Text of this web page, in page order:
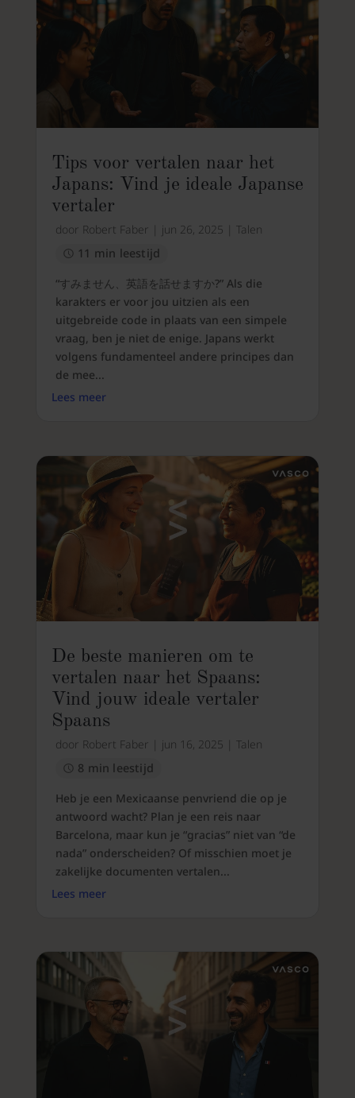
Tips voor vertalen naar het
Japans: Vind je ideale Japanse
vertaler
door Robert Faber jun 26, 2025
Talen
11 min leestijd
“すみません、英語を話せますか?” Als die
karakters er voor jou uitzien als een
uitgebreide code in plaats van een simpele
vraag, ben je niet de enige. Japans werkt
volgens fundamenteel andere principes dan
de mee...
Lees meer
De beste manieren om te
vertalen naar het Spaans:
Vind jouw ideale vertaler
Spaans
door Robert Faber jun 16, 2025
Talen
8 min leestijd
Heb je een Mexicaanse penvriend die op je
antwoord wacht? Plan je een reis naar
Barcelona, maar kun je “gracias” niet van “de
nada” onderscheiden? Of misschien moet je
zakelijke documenten vertalen...
Lees meer